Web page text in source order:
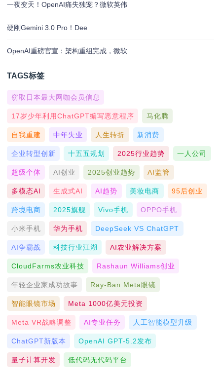
一夜变天！OpenAI痛失独宠？微软英伟
硬刚Gemini 3.0 Pro！Dee
OpenAI重磅官宣：架构重组完成，微软
TAGS标签
窃取日本最大网咖会员信息
17岁少年利用ChatGPT编写恶意程序 马化腾
自我重建 中年失业 人生转折 新消费
企业转型创新 十五五规划 2025行业趋势 一人公司
超级个体 AI创业 2025创业趋势 AI监管
多模态AI 生成式AI AI趋势 美妆电商 95后创业
跨境电商 2025旗舰 Vivo手机 OPPO手机
小米手机 华为手机 DeepSeek VS ChatGPT
AI争霸战 科技行业江湖 AI农业解决方案
CloudFarms农业科技 Rashaun Williams创业
年轻企业家成功故事 Ray-Ban Meta眼镜
智能眼镜市场 Meta 1000亿美元投资
Meta VR战略调整 AI专业任务 人工智能模型升级
ChatGPT新版本 OpenAI GPT-5.2发布
量子计算开发 低代码无代码平台